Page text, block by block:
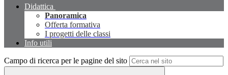
Didattica
Panoramica
Offerta formativa
I progetti delle classi
Info utili
Campo di ricerca per le pagine del sito